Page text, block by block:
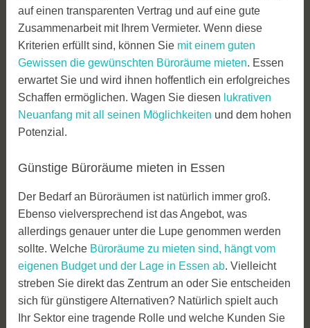
auf einen transparenten Vertrag und auf eine gute
Zusammenarbeit mit Ihrem Vermieter. Wenn diese
Kriterien erfüllt sind, können Sie mit einem guten
Gewissen die gewünschten Büroräume mieten. Essen
erwartet Sie und wird ihnen hoffentlich ein erfolgreiches
Schaffen ermöglichen. Wagen Sie diesen lukrativen
Neuanfang mit all seinen Möglichkeiten und dem hohen
Potenzial.
Günstige Büroräume mieten in Essen
Der Bedarf an Büroräumen ist natürlich immer groß.
Ebenso vielversprechend ist das Angebot, was
allerdings genauer unter die Lupe genommen werden
sollte. Welche Büroräume zu mieten sind, hängt vom
eigenen Budget und der Lage in Essen ab. Vielleicht
streben Sie direkt das Zentrum an oder Sie entscheiden
sich für günstigere Alternativen? Natürlich spielt auch
Ihr Sektor eine tragende Rolle und welche Kunden Sie